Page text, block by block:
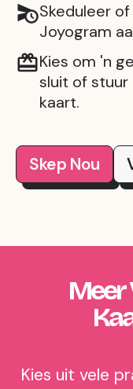
Skeduleer
Joyogram
Kies om 'n
sluit of
kaart.
Skep Nou
Meer
Kies uit vele